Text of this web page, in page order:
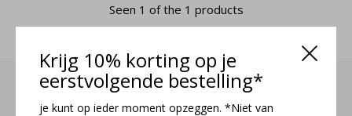
Krijg 10% korting op je
eerstvolgende bestelling*
je kunt op ieder moment opzeggen. *Niet van
Seen 1 of the 1 products